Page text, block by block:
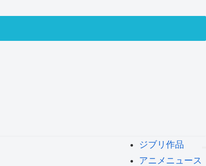
ジブリ作品
アニメニュース